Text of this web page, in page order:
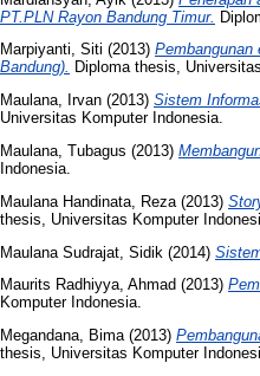
PT.PLN Rayon Bandung Timur.
Marpiyanti, Siti (2013) Pembangunan
Bandung). Diploma thesis,
Maulana, Irvan (2013) Sistem
Universitas Komputer Indonesia.
Maulana, Tubagus (2013)
Indonesia.
Maulana Handinata, Reza (2013)
thesis, Universitas Komputer
Maulana Sudrajat, Sidik (2014)
Maurits Radhiyya, Ahmad (2013)
Komputer Indonesia.
Megandana, Bima(2013)
thesis, Universitas Komputer